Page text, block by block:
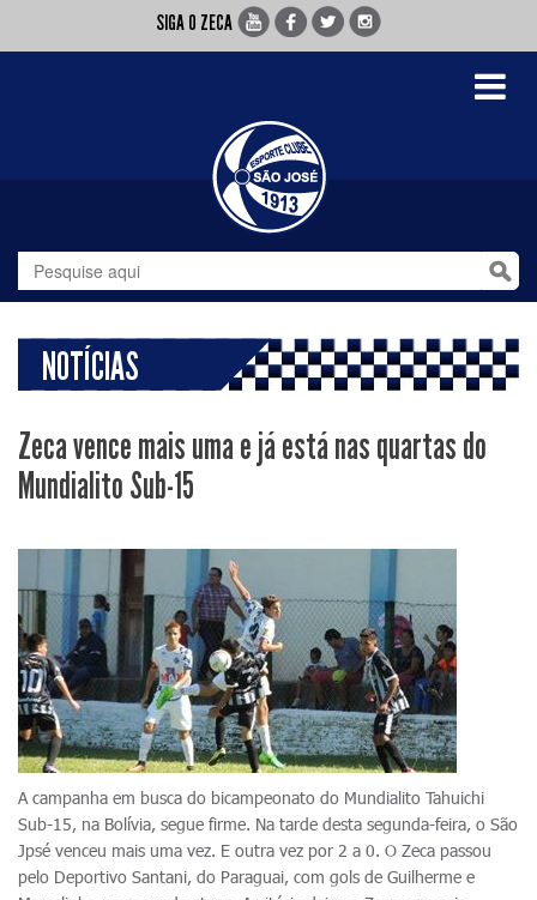
SIGA O ZECA
Toggle
NOTÍCIAS
Zeca vence mais uma e já está nas quartas do
Mundialito Sub-15
A campanha em busca do bicampeonato do Mundialito Tahuichi
Sub-15, na Bolívia, segue firme. Na tarde desta segunda-feira, o São
Jpsé venceu mais uma vez. E outra vez por 2 a 0. O Zeca passou
pelo Deportivo Santani, do Paraguai, com gols de Guilherme e